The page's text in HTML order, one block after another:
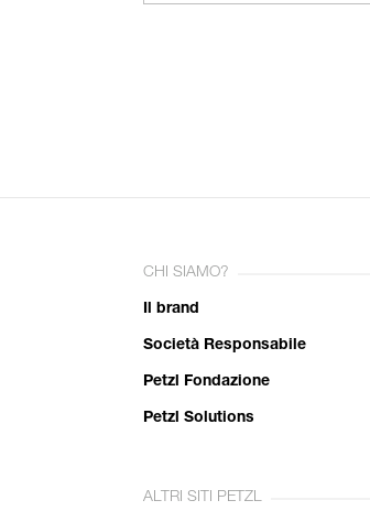
CHI SIAMO?
Il brand
Società Responsabile
Petzl Fondazione
Petzl Solutions
ALTRI SITI PETZL